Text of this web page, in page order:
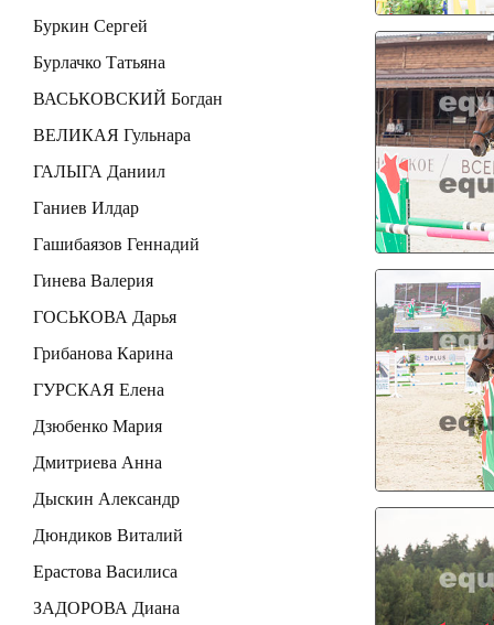
Буркин Сергей
Бурлачко Татьяна
ВАСЬКОВСКИЙ Богдан
ВЕЛИКАЯ Гульнара
ГАЛЫГА Даниил
Ганиев Илдар
Гашибаязов Геннадий
Гинева Валерия
ГОСЬКОВА Дарья
Грибанова Карина
ГУРСКАЯ Елена
Дзюбенко Мария
Дмитриева Анна
Дыскин Александр
Дюндиков Виталий
Ерастова Василиса
ЗАДОРОВА Диана